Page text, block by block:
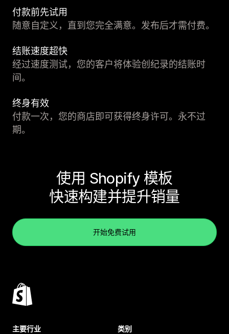
付款前先试用
随意自定义，直到您完全满意。发布后才需付费。
结账速度超快
经过速度测试，您的客户将体验创纪录的结账时
间。
终身有效
付款一次，您的商店即可获得终身许可。永不过
期。
使用 Shopify 模板
快速构建并提升销量
开始免费试用
主要行业 类别